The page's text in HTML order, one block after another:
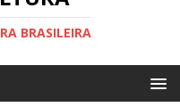
BRASILEIRA